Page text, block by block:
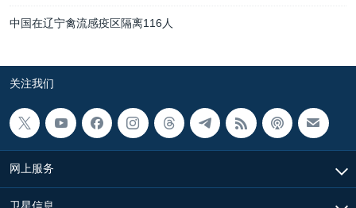
中国在辽宁禽流感疫区隔离116人
关注我们
网上服务